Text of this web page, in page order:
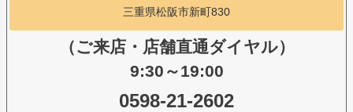
三重県松阪市新町830
（ご来店・店舗直通ダイヤル）
9:30～19:00
0598-21-2602